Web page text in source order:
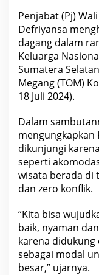
g
K
e
-
3
1
T
i
n
t
P
r
o
v
i
n
s
u
a
t
e
r
a
Penjabat (Pj)
Defriyansa
dagang dalam
Keluarga
Sumatera
Megang (TOM)
18 Juli 2024).
Dalam
mengungkapkan
dikunjungi
seperti
wisata berada di
dan zero konflik.
“Kita bisa
baik, nyaman
karena
sebagai modal
besar,” ujarnya.